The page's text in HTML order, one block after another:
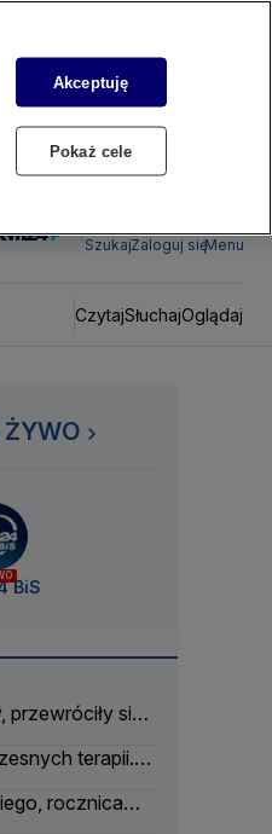
SzukajZaloguj sięMenu
CzytajSłuchajOglądaj
ŻYWO
BiS
przewróciły się
terapii.
rocznica
Akceptuję
Pokaż cele